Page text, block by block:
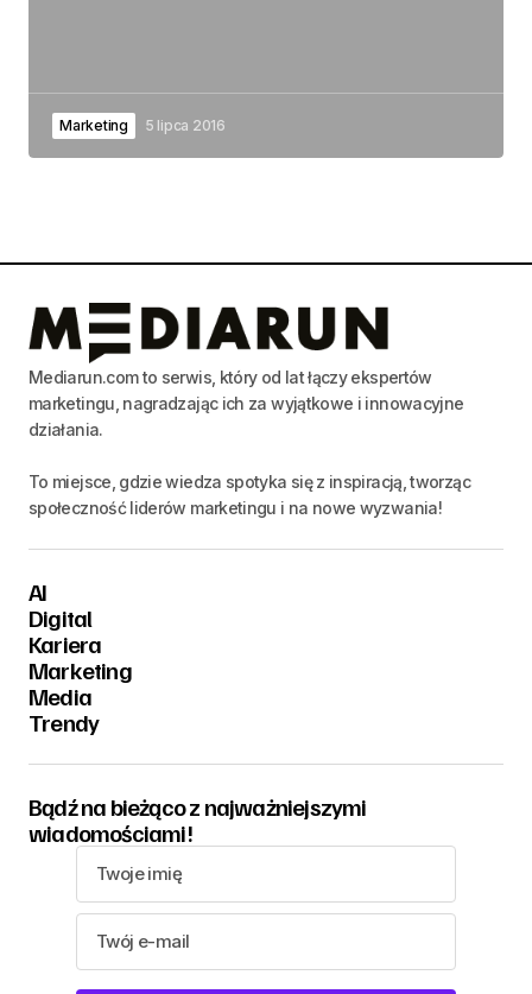
Marketing 5 lipca 2016
Mediarun.com to serwis, który od lat łączy ekspertów
marketingu, nagradzając ich za wyjątkowe i innowacyjne
działania.
To miejsce, gdzie wiedza spotyka się z inspiracją, tworząc
społeczność liderów marketingu i na nowe wyzwania!
AI
Digital
Kariera
Marketing
Media
Trendy
Bądź na bieżąco z najważniejszymi
wiadomościami!